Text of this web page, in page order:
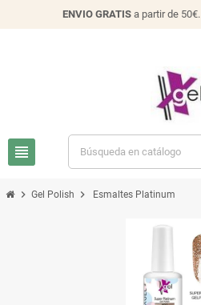
ENVIO GRATIS a partir de 50€.
view_headline
chevron_right Gel Polish chevron_right Esmaltes Platinum